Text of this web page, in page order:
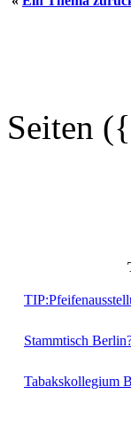
Seiten
Stammtisch
Tabakskollegium